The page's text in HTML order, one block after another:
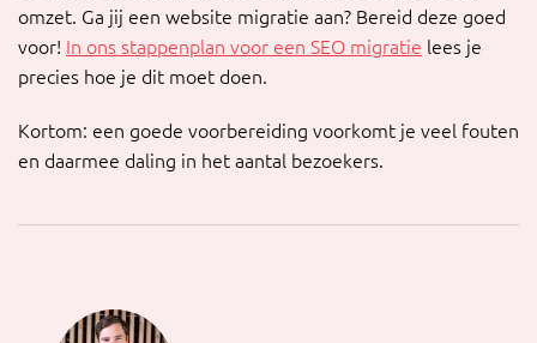
omzet. Ga jij een website migratie aan? Bereid deze goed
voor! In ons stappenplan voor een SEO migratie lees je
precies hoe je dit moet doen.
Kortom: een goede voorbereiding voorkomt je veel fouten
en daarmee daling in het aantal bezoekers.